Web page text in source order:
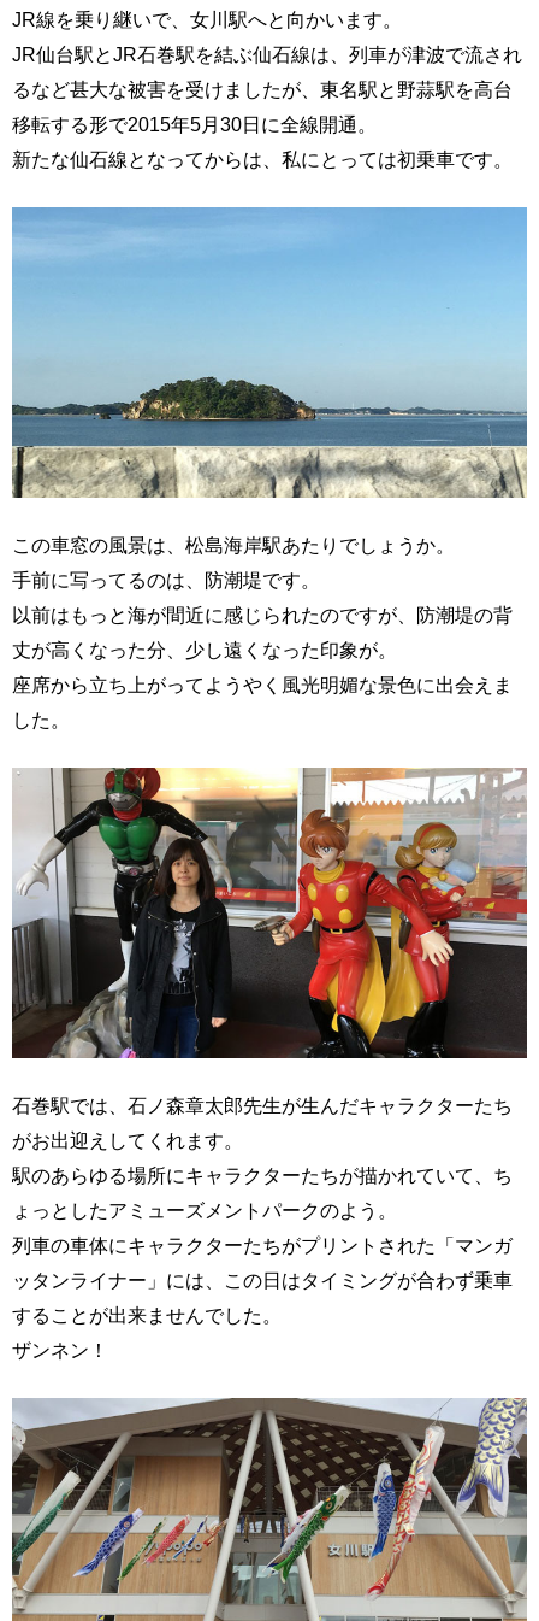
JR線を乗り継いで、女川駅へと向かいます。
JR仙台駅とJR石巻駅を結ぶ仙石線は、列車が津波で流され
るなど甚大な被害を受けましたが、東名駅と野蒜駅を高台
移転する形で2015年5月30日に全線開通。
新たな仙石線となってからは、私にとっては初乗車です。
この車窓の風景は、松島海岸駅あたりでしょうか。
手前に写ってるのは、防潮堤です。
以前はもっと海が間近に感じられたのですが、防潮堤の背
丈が高くなった分、少し遠くなった印象が。
座席から立ち上がってようやく風光明媚な景色に出会えま
した。
石巻駅では、石ノ森章太郎先生が生んだキャラクターたち
がお出迎えしてくれます。
駅のあらゆる場所にキャラクターたちが描かれていて、ち
ょっとしたアミューズメントパークのよう。
列車の車体にキャラクターたちがプリントされた「マンガ
ッタンライナー」には、この日はタイミングが合わず乗車
することが出来ませんでした。
ザンネン！